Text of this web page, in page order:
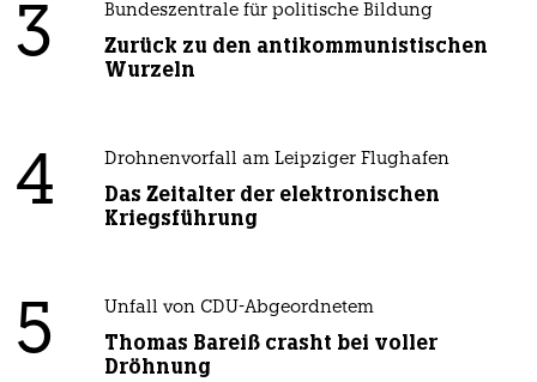
3 Bundeszentrale für politische Bildung
Zurück zu den antikommunistischen
Wurzeln
4 Drohnenvorfall am Leipziger Flughafen
Das Zeitalter der elektronischen
Kriegsführung
5 Unfall von CDU-Abgeordnetem
Thomas Bareiß crasht bei voller
Dröhnung